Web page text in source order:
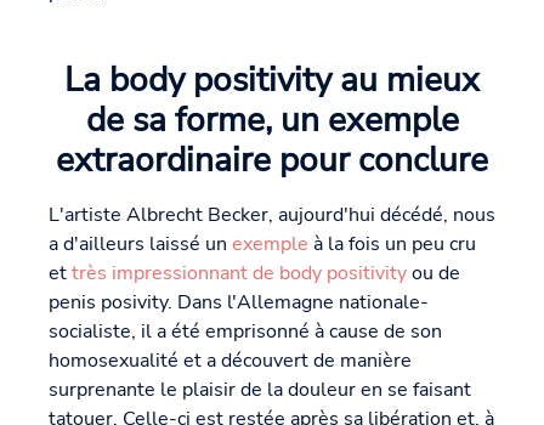
La body positivity au mieux
de sa forme, un exemple
extraordinaire pour conclure
L'artiste Albrecht Becker, aujourd'hui décédé, nous
a d'ailleurs laissé un exemple à la fois un peu cru
ettrès impressionnant de body positivityou de
penis posivity. Dans l'Allemagne nationale-
socialiste, il a été emprisonné à cause de son
homosexualité et a découvert de manière
surprenante le plaisir de la douleur en se faisant
tatouer. Celle-ci est restée après sa libération et, à